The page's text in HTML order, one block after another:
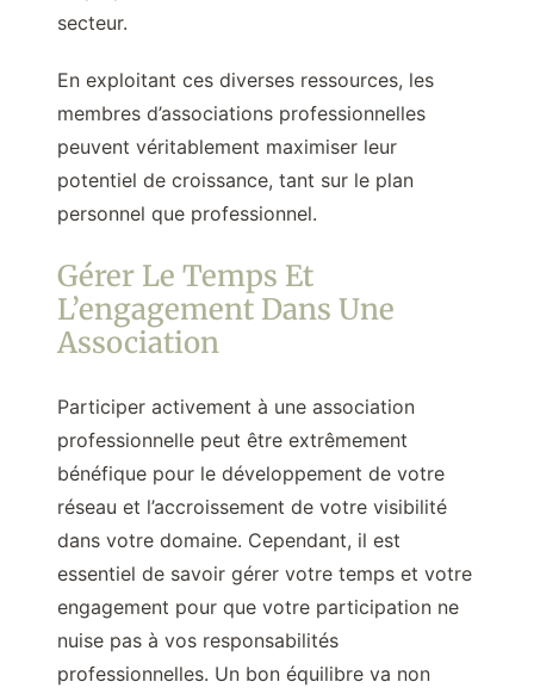
secteur.
En exploitant ces diverses ressources, les
membres d’associations professionnelles
peuvent véritablement maximiser leur
potentiel de croissance, tant sur le plan
personnel que professionnel.
Gérer Le Temps Et
L’engagement Dans Une
Association
Participer activement à une association
professionnelle peut être extrêmement
bénéfique pour le développement de votre
réseau et l’accroissement de votre visibilité
dans votre domaine. Cependant, il est
essentiel de savoir gérer votre temps et votre
engagement pour que votre participation ne
nuise pas à vos responsabilités
professionnelles. Un bon équilibre va non